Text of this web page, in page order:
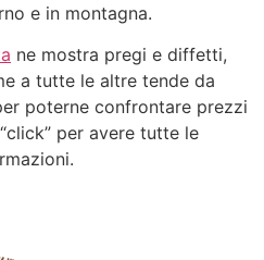
e in montagna.
ne mostra pregi e diffetti,
a tutte le altre tende da
poterne confrontare prezzi
per avere tutte le